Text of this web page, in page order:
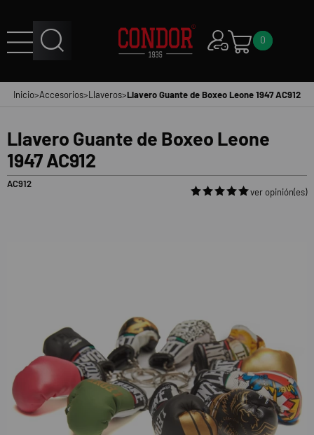
0
Inicio>Accesorios>Llaveros>Llavero Guante de Boxeo Leone 1947 AC912
Llavero Guante de Boxeo Leone
1947 AC912
AC912
ver opinión(es)